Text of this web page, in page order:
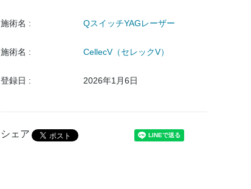
施術名 : QスイッチYAGレーザー
施術名 : CellecV（セレックV）
登録日 : 2026年1月6日
シェア